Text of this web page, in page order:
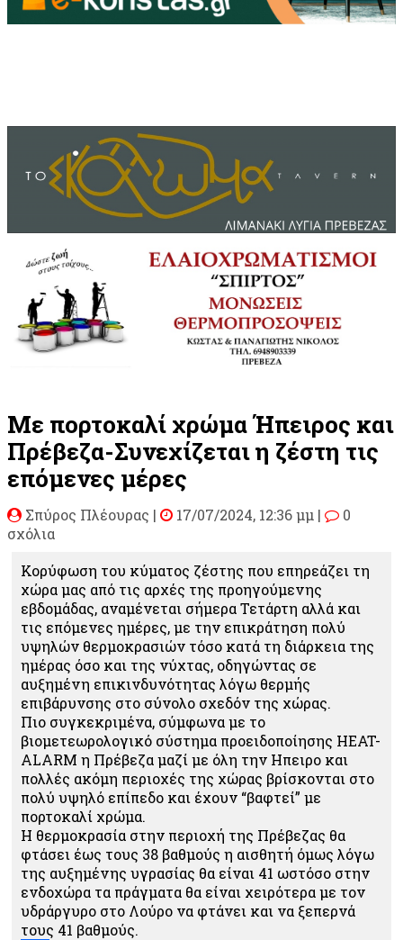
Με πορτοκαλί χρώμα Ήπειρος και
Πρέβεζα-Συνεχίζεται η ζέστη τις
επόμενες μέρες
Σπύρος Πλέουρας | 17/07/2024, 12:36 μμ |
0
σχόλια
Κορύφωση του κύματος ζέστης που επηρεάζει τη
χώρα μας από τις αρχές της προηγούμενης
εβδομάδας, αναμένεται σήμερα Τετάρτη αλλά και
τις επόμενες ημέρες, με την επικράτηση πολύ
υψηλών θερμοκρασιών τόσο κατά τη διάρκεια της
ημέρας όσο και της νύχτας, οδηγώντας σε
αυξημένη επικινδυνότητας λόγω θερμής
επιβάρυνσης στο σύνολο σχεδόν της χώρας.
Πιο συγκεκριμένα, σύμφωνα με το
βιομετεωρολογικό σύστημα προειδοποίησης HEAT-
ALARM η Πρέβεζα μαζί με όλη την Ηπειρο και
πολλές ακόμη περιοχές της χώρας βρίσκονται στο
πολύ υψηλό επίπεδο και έχουν “βαφτεί” με
πορτοκαλί χρώμα.
Η θερμοκρασία στην περιοχή της Πρέβεζας θα
φτάσει έως τους 38 βαθμούς η αισθητή όμως λόγω
της αυξημένης υγρασίας θα είναι 41 ωστόσο στην
ενδοχώρα τα πράγματα θα είναι χειρότερα με τον
υδράργυρο στο Λούρο να φτάνει και να ξεπερνά
τους 41 βαθμούς.